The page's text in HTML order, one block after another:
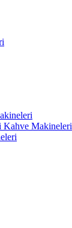
Kahve Makineleri